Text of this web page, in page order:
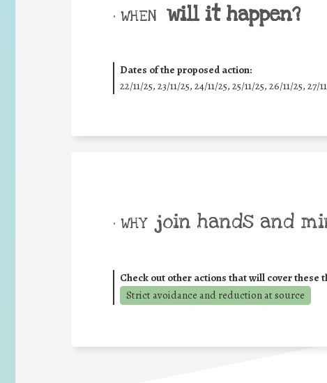
• WHEN will it happen?
Dates of the proposed action:
22/11/25, 23/11/25, 24/11/25, 25/11/25, 26/11/25, 27/
• WHY join hands and
Check out other actions that will cover these
Strict avoidance and reduction at source